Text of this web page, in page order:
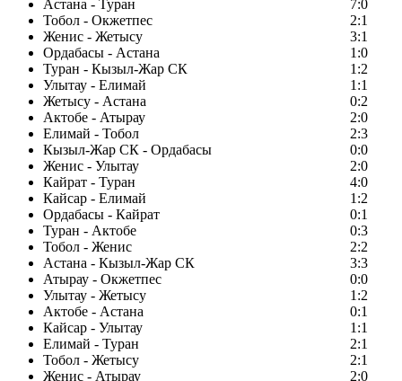
Астана - Туран
7:0
Тобол - Окжетпес
2:1
Женис - Жетысу
3:1
Ордабасы - Астана
1:0
Туран - Кызыл-Жар СК
1:2
Улытау - Елимай
1:1
Жетысу - Астана
0:2
Актобе - Атырау
2:0
Елимай - Тобол
2:3
Кызыл-Жар СК - Ордабасы
0:0
Женис - Улытау
2:0
Кайрат - Туран
4:0
Кайсар - Елимай
1:2
Ордабасы - Кайрат
0:1
Туран - Актобе
0:3
Тобол - Женис
2:2
Астана - Кызыл-Жар СК
3:3
Атырау - Окжетпес
0:0
Улытау - Жетысу
1:2
Актобе - Астана
0:1
Кайсар - Улытау
1:1
Елимай - Туран
2:1
Тобол - Жетысу
2:1
Женис - Атырау
2:0